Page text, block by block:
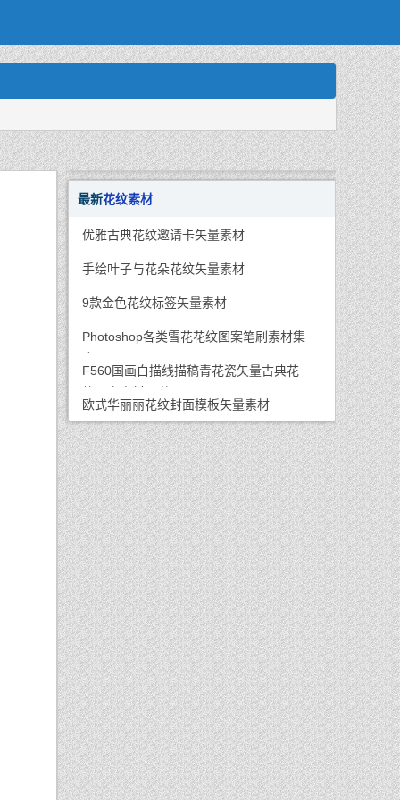
最新花纹素材
优雅古典花纹邀请卡矢量素材
手绘叶子与花朵花纹矢量素材
9款金色花纹标签矢量素材
Photoshop各类雪花花纹图案笔刷素材集
F560国画白描线描稿青花瓷矢量古典花
欧式华丽丽花纹封面模板矢量素材